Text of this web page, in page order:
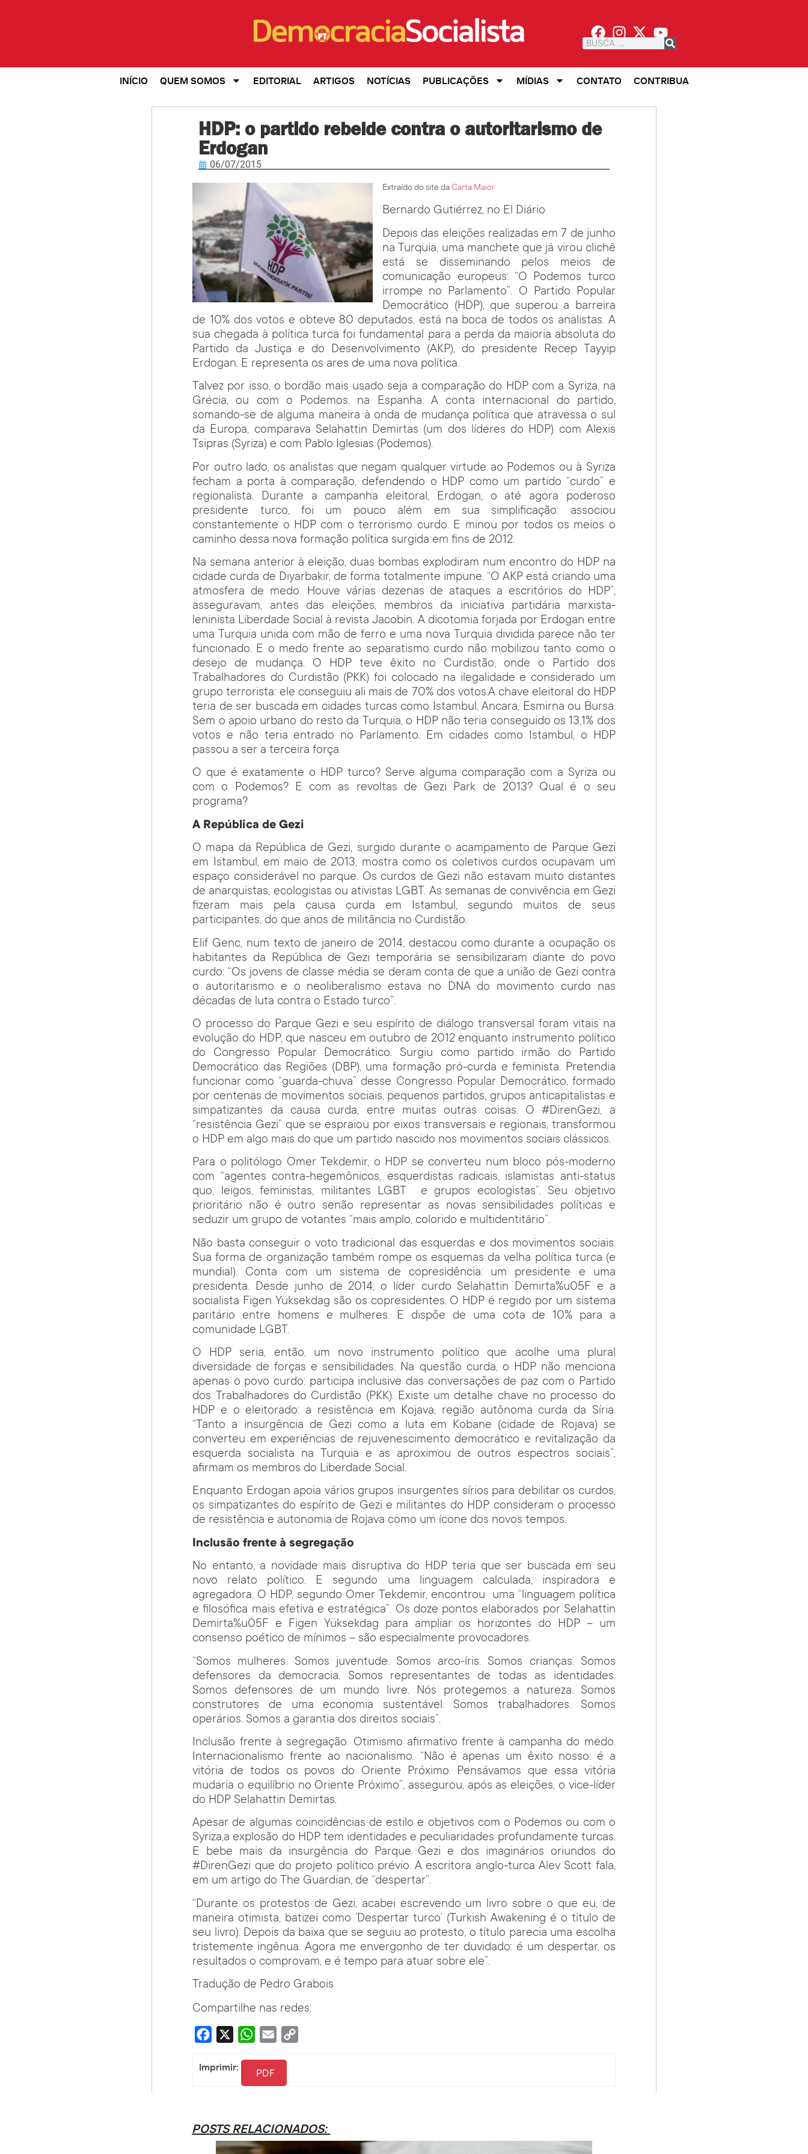
INÍCIO QUEM SOMOS EDITORIAL ARTIGOS NOTÍCIAS PUBLICAÇÕES MÍDIAS CONTATO CONTRIBUA
HDP: o partido rebelde contra o autoritarismo de
Erdogan
06/07/2015
Extraído do site daCarta Maior
Bernardo Gutiérrez, no El Diário
Depois das eleições realizadas em 7 de junho
na Turquia, uma manchete que já virou clichê
está se disseminando pelos meios de
comunicação europeus: “O Podemos turco
irrompe no Parlamento”. O Partido Popular
Democrático (HDP), que superou a barreira
de 10% dos votos e obteve 80 deputados, está na boca de todos os analistas. A
sua chegada à política turca foi fundamental para a perda da maioria absoluta do
Partido da Justiça e do Desenvolvimento (AKP), do presidente Recep Tayyip
Erdogan. E representa os ares de uma nova política.
Talvez por isso, o bordão mais usado seja a comparação do HDP com a Syriza, na
Grécia, ou com o Podemos, na Espanha. A conta internacional do partido,
somando-se de alguma maneira à onda de mudança política que atravessa o sul
da Europa, comparava Selahattin Demirtas (um dos líderes do HDP) com Alexis
Tsipras (Syriza) e com Pablo Iglesias (Podemos).
Por outro lado, os analistas que negam qualquer virtude ao Podemos ou à Syriza
fecham a porta à comparação, defendendo o HDP como um partido “curdo” e
regionalista. Durante a campanha eleitoral, Erdogan, o até agora poderoso
presidente turco, foi um pouco além em sua simplificação: associou
constantemente o HDP com o terrorismo curdo. E minou por todos os meios o
caminho dessa nova formação política surgida em fins de 2012.
Na semana anterior à eleição, duas bombas explodiram num encontro do HDP na
cidade curda de Diyarbakir, de forma totalmente impune. “O AKP está criando uma
atmosfera de medo. Houve várias dezenas de ataques a escritórios do HDP”,
asseguravam, antes das eleições, membros da iniciativa partidária marxista-
leninista Liberdade Social à revista Jacobin. A dicotomia forjada por Erdogan entre
uma Turquia unida com mão de ferro e uma nova Turquia dividida parece não ter
funcionado. E o medo frente ao separatismo curdo não mobilizou tanto como o
desejo de mudança. O HDP teve êxito no Curdistão, onde o Partido dos
Trabalhadores do Curdistão (PKK) foi colocado na ilegalidade e considerado um
grupo terrorista: ele conseguiu ali mais de 70% dos votos.A chave eleitoral do HDP
teria de ser buscada em cidades turcas como Istambul, Ancara, Esmirna ou Bursa.
Sem o apoio urbano do resto da Turquia, o HDP não teria conseguido os 13,1% dos
votos e não teria entrado no Parlamento. Em cidades como Istambul, o HDP
passou a ser a terceira força.
O que é exatamente o HDP turco? Serve alguma comparação com a Syriza ou
com o Podemos? E com as revoltas de Gezi Park de 2013? Qual é o seu
programa?
A República de Gezi
O mapa da República de Gezi, surgido durante o acampamento de Parque Gezi
em Istambul, em maio de 2013, mostra como os coletivos curdos ocupavam um
espaço considerável no parque. Os curdos de Gezi não estavam muito distantes
de anarquistas, ecologistas ou ativistas LGBT. As semanas de convivência em Gezi
fizeram mais pela causa curda em Istambul, segundo muitos de seus
participantes, do que anos de militância no Curdistão.
Elif Genc, num texto de janeiro de 2014, destacou como durante a ocupação os
habitantes da República de Gezi temporária se sensibilizaram diante do povo
curdo: “Os jovens de classe média se deram conta de que a união de Gezi contra
o autoritarismo e o neoliberalismo estava no DNA do movimento curdo nas
décadas de luta contra o Estado turco”.
O processo do Parque Gezi e seu espírito de diálogo transversal foram vitais na
evolução do HDP, que nasceu em outubro de 2012 enquanto instrumento político
do Congresso Popular Democrático. Surgiu como partido irmão do Partido
Democrático das Regiões (DBP), uma formação pró-curda e feminista. Pretendia
funcionar como “guarda-chuva” desse Congresso Popular Democrático, formado
por centenas de movimentos sociais, pequenos partidos, grupos anticapitalistas e
simpatizantes da causa curda, entre muitas outras coisas. O #DirenGezi, a
“resistência Gezi” que se espraiou por eixos transversais e regionais, transformou
o HDP em algo mais do que um partido nascido nos movimentos sociais clássicos.
Para o politólogo Omer Tekdemir, o HDP se converteu num bloco pós-moderno
com “agentes contra-hegemônicos, esquerdistas radicais, islamistas anti-status
quo, leigos, feministas, militantes LGBT e grupos ecologistas”. Seu objetivo
prioritário não é outro senão representar as novas sensibilidades políticas e
seduzir um grupo de votantes “mais amplo, colorido e multidentitário”.
Não basta conseguir o voto tradicional das esquerdas e dos movimentos sociais.
Sua forma de organização também rompe os esquemas da velha política turca (e
mundial). Conta com um sistema de copresidência: um presidente e uma
presidenta. Desde junho de 2014, o líder curdo Selahattin Demirta%u05F e a
socialista Figen Yüksekdag são os copresidentes. O HDP é regido por um sistema
paritário entre homens e mulheres. E dispõe de uma cota de 10% para a
comunidade LGBT.
O HDP seria, então, um novo instrumento político que acolhe uma plural
diversidade de forças e sensibilidades. Na questão curda, o HDP não menciona
apenas o povo curdo: participa inclusive das conversações de paz com o Partido
dos Trabalhadores do Curdistão (PKK). Existe um detalhe chave no processo do
HDP e o eleitorado: a resistência em Kojava, região autônoma curda da Síria.
“Tanto a insurgência de Gezi como a luta em Kobane (cidade de Rojava) se
converteu em experiências de rejuvenescimento democrático e revitalização da
esquerda socialista na Turquia e as aproximou de outros espectros sociais”,
afirmam os membros do Liberdade Social.
Enquanto Erdogan apoia vários grupos insurgentes sírios para debilitar os curdos,
os simpatizantes do espírito de Gezi e militantes do HDP consideram o processo
de resistência e autonomia de Rojava como um ícone dos novos tempos.
Inclusão frente à segregação
No entanto, a novidade mais disruptiva do HDP teria que ser buscada em seu
novo relato político. E segundo uma linguagem calculada, inspiradora e
agregadora. O HDP, segundo Omer Tekdemir, encontrou uma “linguagem política
e filosófica mais efetiva e estratégica”. Os doze pontos elaborados por Selahattin
Demirta%u05F e Figen Yüksekdag para ampliar os horizontes do HDP – um
consenso poético de mínimos – são especialmente provocadores.
“Somos mulheres. Somos juventude. Somos arco-íris. Somos crianças. Somos
defensores da democracia. Somos representantes de todas as identidades.
Somos defensores de um mundo livre. Nós protegemos a natureza. Somos
construtores de uma economia sustentável. Somos trabalhadores. Somos
operários. Somos a garantia dos direitos sociais”.
Inclusão frente à segregação. Otimismo afirmativo frente à campanha do medo.
Internacionalismo frente ao nacionalismo. “Não é apenas um êxito nosso: é a
vitória de todos os povos do Oriente Próximo. Pensávamos que essa vitória
mudaria o equilíbrio no Oriente Próximo”, assegurou, após as eleições, o vice-líder
do HDP Selahattin Demirtas.
Apesar de algumas coincidências de estilo e objetivos com o Podemos ou com o
Syriza,a explosão do HDP tem identidades e peculiaridades profundamente turcas.
E bebe mais da insurgência do Parque Gezi e dos imaginários oriundos do
#DirenGezi que do projeto político prévio. A escritora anglo-turca Alev Scott fala,
em um artigo do The Guardian, de “despertar”.
“Durante os protestos de Gezi, acabei escrevendo um livro sobre o que eu, de
maneira otimista, batizei como ‘Despertar turco’ (Turkish Awakening é o título de
seu livro). Depois da baixa que se seguiu ao protesto, o título parecia uma escolha
tristemente ingênua. Agora me envergonho de ter duvidado: é um despertar, os
resultados o comprovam, e é tempo para atuar sobre ele”.
Tradução de Pedro Grabois
Compartilhe nas redes:
Facebook WhatsApp
Email
Imprimir: PDF
POSTS RELACIONADOS: